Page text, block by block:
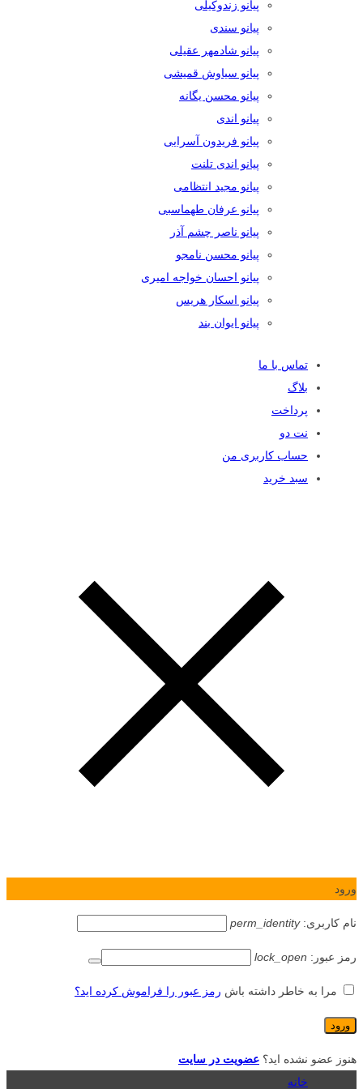
پیانو زندوکیلی
پیانو سندی
پیانو شادمهر عقیلی
پیانو سیاوش قمیشی
پیانو محسن یگانه
پیانو اندی
پیانو فریدون آسرایی
پیانو اندی تلنت
پیانو مجید انتظامی
پیانو عرفان طهماسبی
پیانو ناصر چشم آذر
پیانو محسن نامجو
پیانو احسان خواجه امیری
پیانو اسکار هریس
پیانو ایوان بند
تماس با ما
بلاگ
پرداخت
نت دو
حساب کاربری من
سبد خرید
ورود
نام کاربری:perm_identity
رمز عبور: lock_open
مرا به خاطر داشته باش رمز عبور را فراموش کرده اید؟
هنوز عضو نشده اید؟ عضویت در سایت
خانه